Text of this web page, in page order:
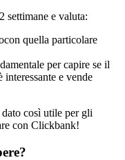
settimane e valuta:
quella particolare
per capire se il
e vende
così utile per gli
con Clickbank!